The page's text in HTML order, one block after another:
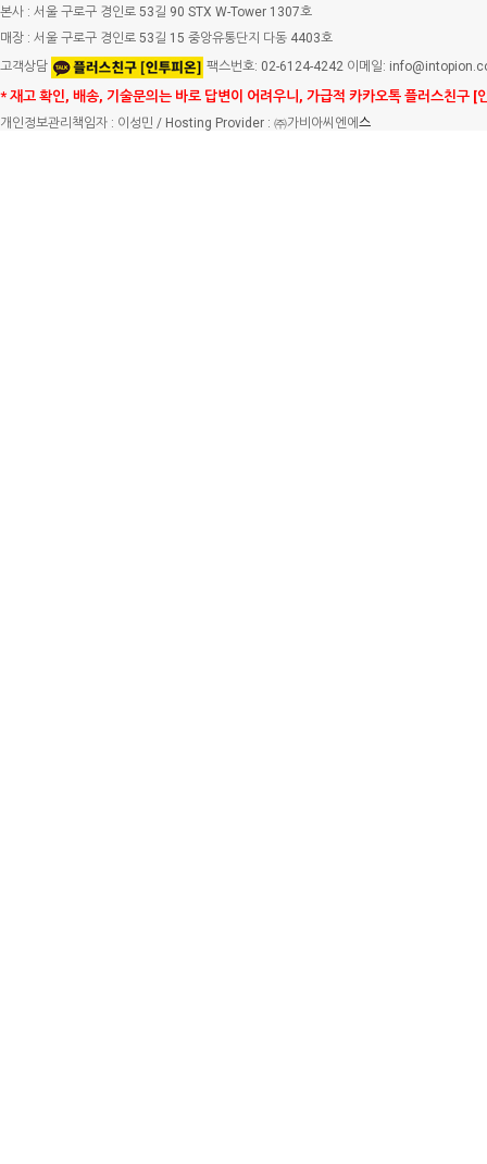
본사 : 서울 구로구 경인로 53길 90 STX W-Tower 1307호
매장 : 서울 구로구 경인로 53길 15 중앙유통단지 다동 4403호
고객상담
팩스번호: 02-6124-4242 이메일:
* 재고 확인, 배송, 기술문의는 바로 답변이 어려우니, 가급적 카카오톡 플러스친구 [
개인정보관리책임자 : 이성민 / Hosting Provider : ㈜가비아씨엔에 스